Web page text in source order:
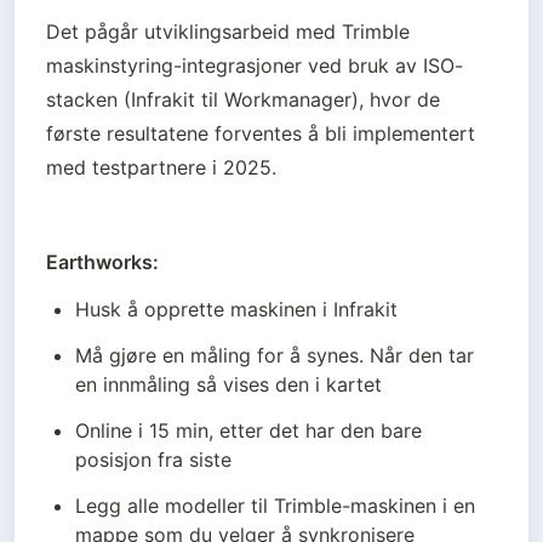
Det pågår utviklingsarbeid med Trimble
maskinstyring-integrasjoner ved bruk av ISO-
stacken (Infrakit til Workmanager), hvor de
første resultatene forventes å bli implementert
med testpartnere i 2025.
Earthworks:
Husk å opprette maskinen i Infrakit
Må gjøre en måling for å synes. Når den tar
en innmåling så vises den i kartet
Online i 15 min, etter det har den bare
posisjon fra siste
Legg alle modeller til Trimble-maskinen i en
mappe som du velger å synkronisere